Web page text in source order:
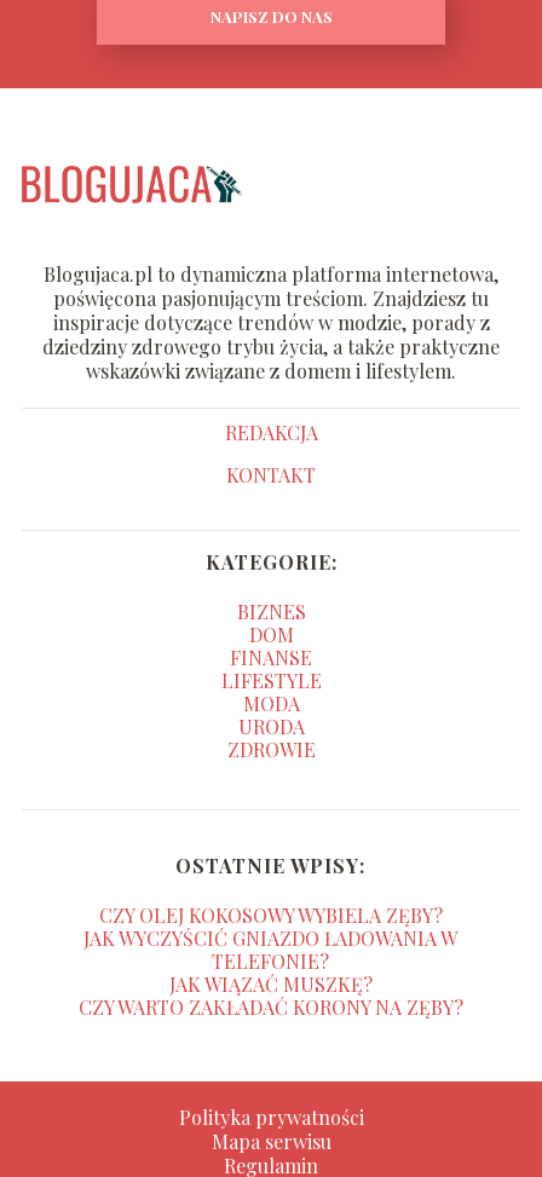
NAPISZ DO NAS
Blogujaca.pl to dynamiczna platforma internetowa,
poświęcona pasjonującym treściom. Znajdziesz tu
inspiracje dotyczące trendów w modzie, porady z
dziedziny zdrowego trybu życia, a także praktyczne
wskazówki związane z domem i lifestylem.
REDAKCJA
KONTAKT
KATEGORIE:
BIZNES
DOM
FINANSE
LIFESTYLE
MODA
URODA
ZDROWIE
OSTATNIE WPISY:
CZY OLEJ KOKOSOWY WYBIELA ZĘBY?
JAK WYCZYŚCIĆ GNIAZDO ŁADOWANIA W
TELEFONIE?
JAK WIĄZAĆ MUSZKĘ?
CZY WARTO ZAKŁADAĆ KORONY NA ZĘBY?
Polityka prywatności
Mapa serwisu
Regulamin